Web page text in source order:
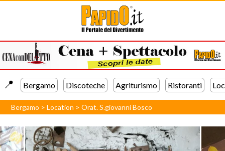
📍️ Bergamo Discoteche Agriturismo Ristoranti
Bergamo >Location >Orat. S.giovanni Bosco